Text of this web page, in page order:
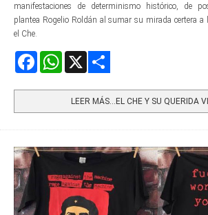
manifestaciones de determinismo histórico, de
plantea Rogelio Roldán al sumar su mirada certera a
el Che.
FacebookWhatsApp
LEER MÁS…EL CHE Y SU QUERIDA